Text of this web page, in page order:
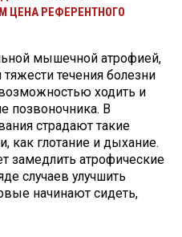
ЦЕНА РЕФЕРЕНТНОГО
мышечной атрофией,
течения болезни
ходить и
позвоночника. В
страдают такие
глотание и дыхание.
замедлить атрофические
случаев улучшить
начинают сидеть,